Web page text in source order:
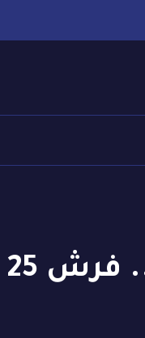
بالمسجد الحرام